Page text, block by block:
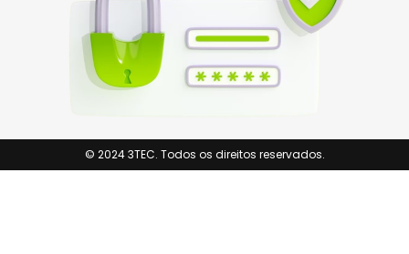
© 2024 3TEC. Todos os direitos reservados.